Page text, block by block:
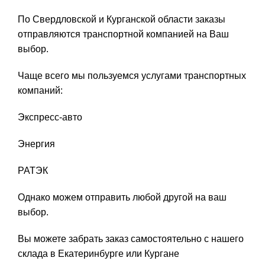
По Свердловской и Курганской области заказы
отправляются транспортной компанией на Ваш
выбор.
Чаще всего мы пользуемся услугами транспортных
компаний:
Экспресс-авто
Энергия
РАТЭК
Однако можем отправить любой другой на ваш
выбор.
Вы можете забрать заказ самостоятельно с нашего
склада в Екатеринбурге или Кургане